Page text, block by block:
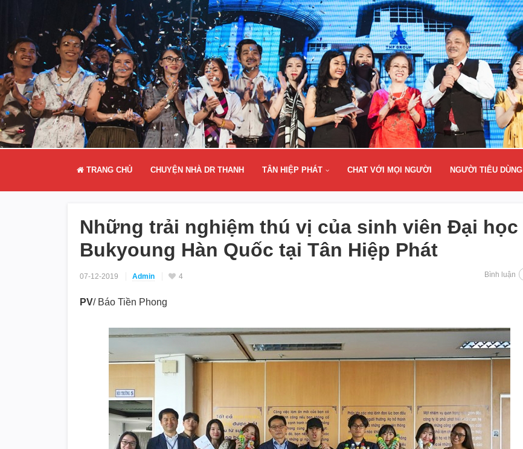
TRANG CHỦ CHUYỆN NHÀ DR THANH TÂN HIỆP PHÁT CHAT VỚI MỌI NGƯỜI NGƯỜI TIÊU DÙNG
Những trải nghiệm thú vị của sinh viên Đại học
Bukyoung Hàn Quốc tại Tân Hiệp Phát
07-12-2019 Admin 4 Bình luận
PV/ Báo Tiền Phong